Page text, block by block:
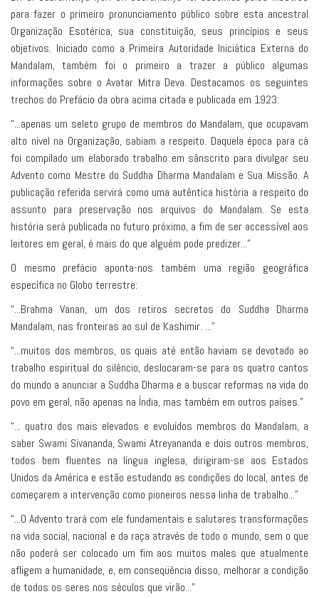
para fazer o primeiro pronunciamento público sobre esta ancestral
Organização Esotérica, sua constituição, seus princípios e seus
objetivos. Iniciado como a Primeira Autoridade Iniciática Externa do
Mandalam, também foi o primeiro a trazer a público algumas
informações sobre o Avatar Mitra Deva. Destacamos os seguintes
trechos do Prefácio da obra acima citada e publicada em 1923:
“...apenas um seleto grupo de membros do Mandalam, que ocupavam
alto nível na Organização, sabiam a respeito. Daquela época para cá
foi compilado um elaborado trabalho em sânscrito para divulgar seu
Advento como Mestre do Suddha Dharma Mandalam e Sua Missão. A
publicação referida servirá como uma autêntica história a respeito do
assunto para preservação nos arquivos do Mandalam. Se esta
história será publicada no futuro próximo, a fim de ser accessível aos
leitores em geral, é mais do que alguém pode predizer...”
O mesmo prefácio aponta-nos também uma região geográfica
específica no Globo terrestre:
“...Brahma Vanan, um dos retiros secretos do Suddha Dharma
Mandalam, nas fronteiras ao sul de Kashimir. ...”
“...muitos dos membros, os quais até então haviam se devotado ao
trabalho espiritual do silêncio, deslocaram-se para os quatro cantos
do mundo a anunciar a Suddha Dharma e a buscar reformas na vida do
povo em geral, não apenas na Índia, mas também em outros países.”
“... quatro dos mais elevados e evoluídos membros do Mandalam, a
saber Swami Sivananda, Swami Atreyananda e dois outros membros,
todos bem fluentes na língua inglesa, dirigiram-se aos Estados
Unidos da América e estão estudando as condições do local, antes de
começarem a intervenção como pioneiros nessa linha de trabalho...”
“...O Advento trará com ele fundamentais e salutares transformações
na vida social, nacional e da raça através de todo o mundo, sem o que
não poderá ser colocado um fim aos muitos males que atualmente
afligem a humanidade, e, em conseqüência disso, melhorar a condição
de todos os seres nos séculos que virão...”